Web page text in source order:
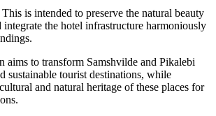
is intended to preserve the natural beauty
integrate the hotel infrastructure harmoniously
aims to transform Samshvilde and Pikalebi
sustainable tourist destinations, while
and natural heritage of these places for